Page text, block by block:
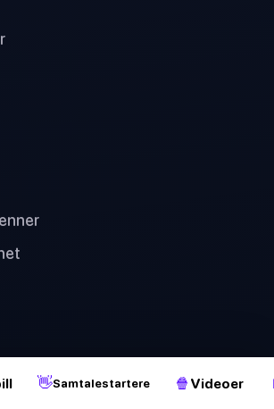
👋Samtalestartere 🍿 Videoer